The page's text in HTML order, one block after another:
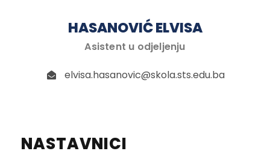
HASANOVIĆ ELVISA
Asistent u odjeljenju
elvisa.hasanovic@skola.sts.edu.ba
NASTAVNICI